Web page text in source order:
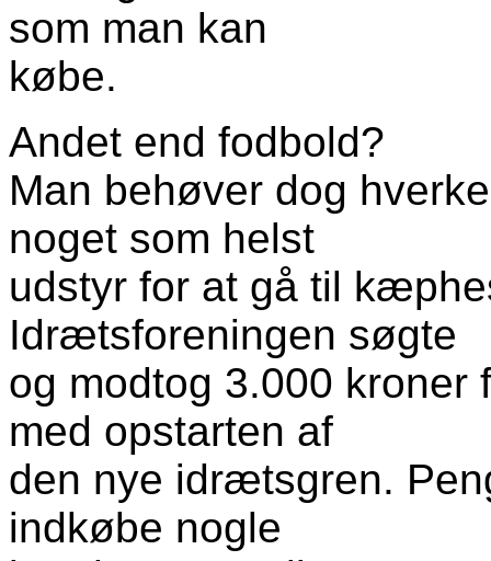
som man kan
købe.
Andet end fodbold?
Man behøver dog
noget som helst
udstyr for at gå til
Idrætsforeningen søgte
og modtog 3.000 kroner
med opstarten af
den nye idrætsgren.
indkøbe nogle